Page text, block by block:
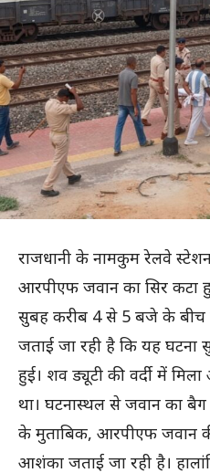
राजधानी के नामकुम रेलवे
आरपीएफ जवान का सिर
सुबह करीब 4 से 5 बजे के बीच
जताई जा रही है कि यह
हुई। शव ड्यूटी की वर्दी में
था। घटनास्थल से जवान का बैग
के मुताबिक, आरपीएफ जवान
आशंका जताई जा रही है।